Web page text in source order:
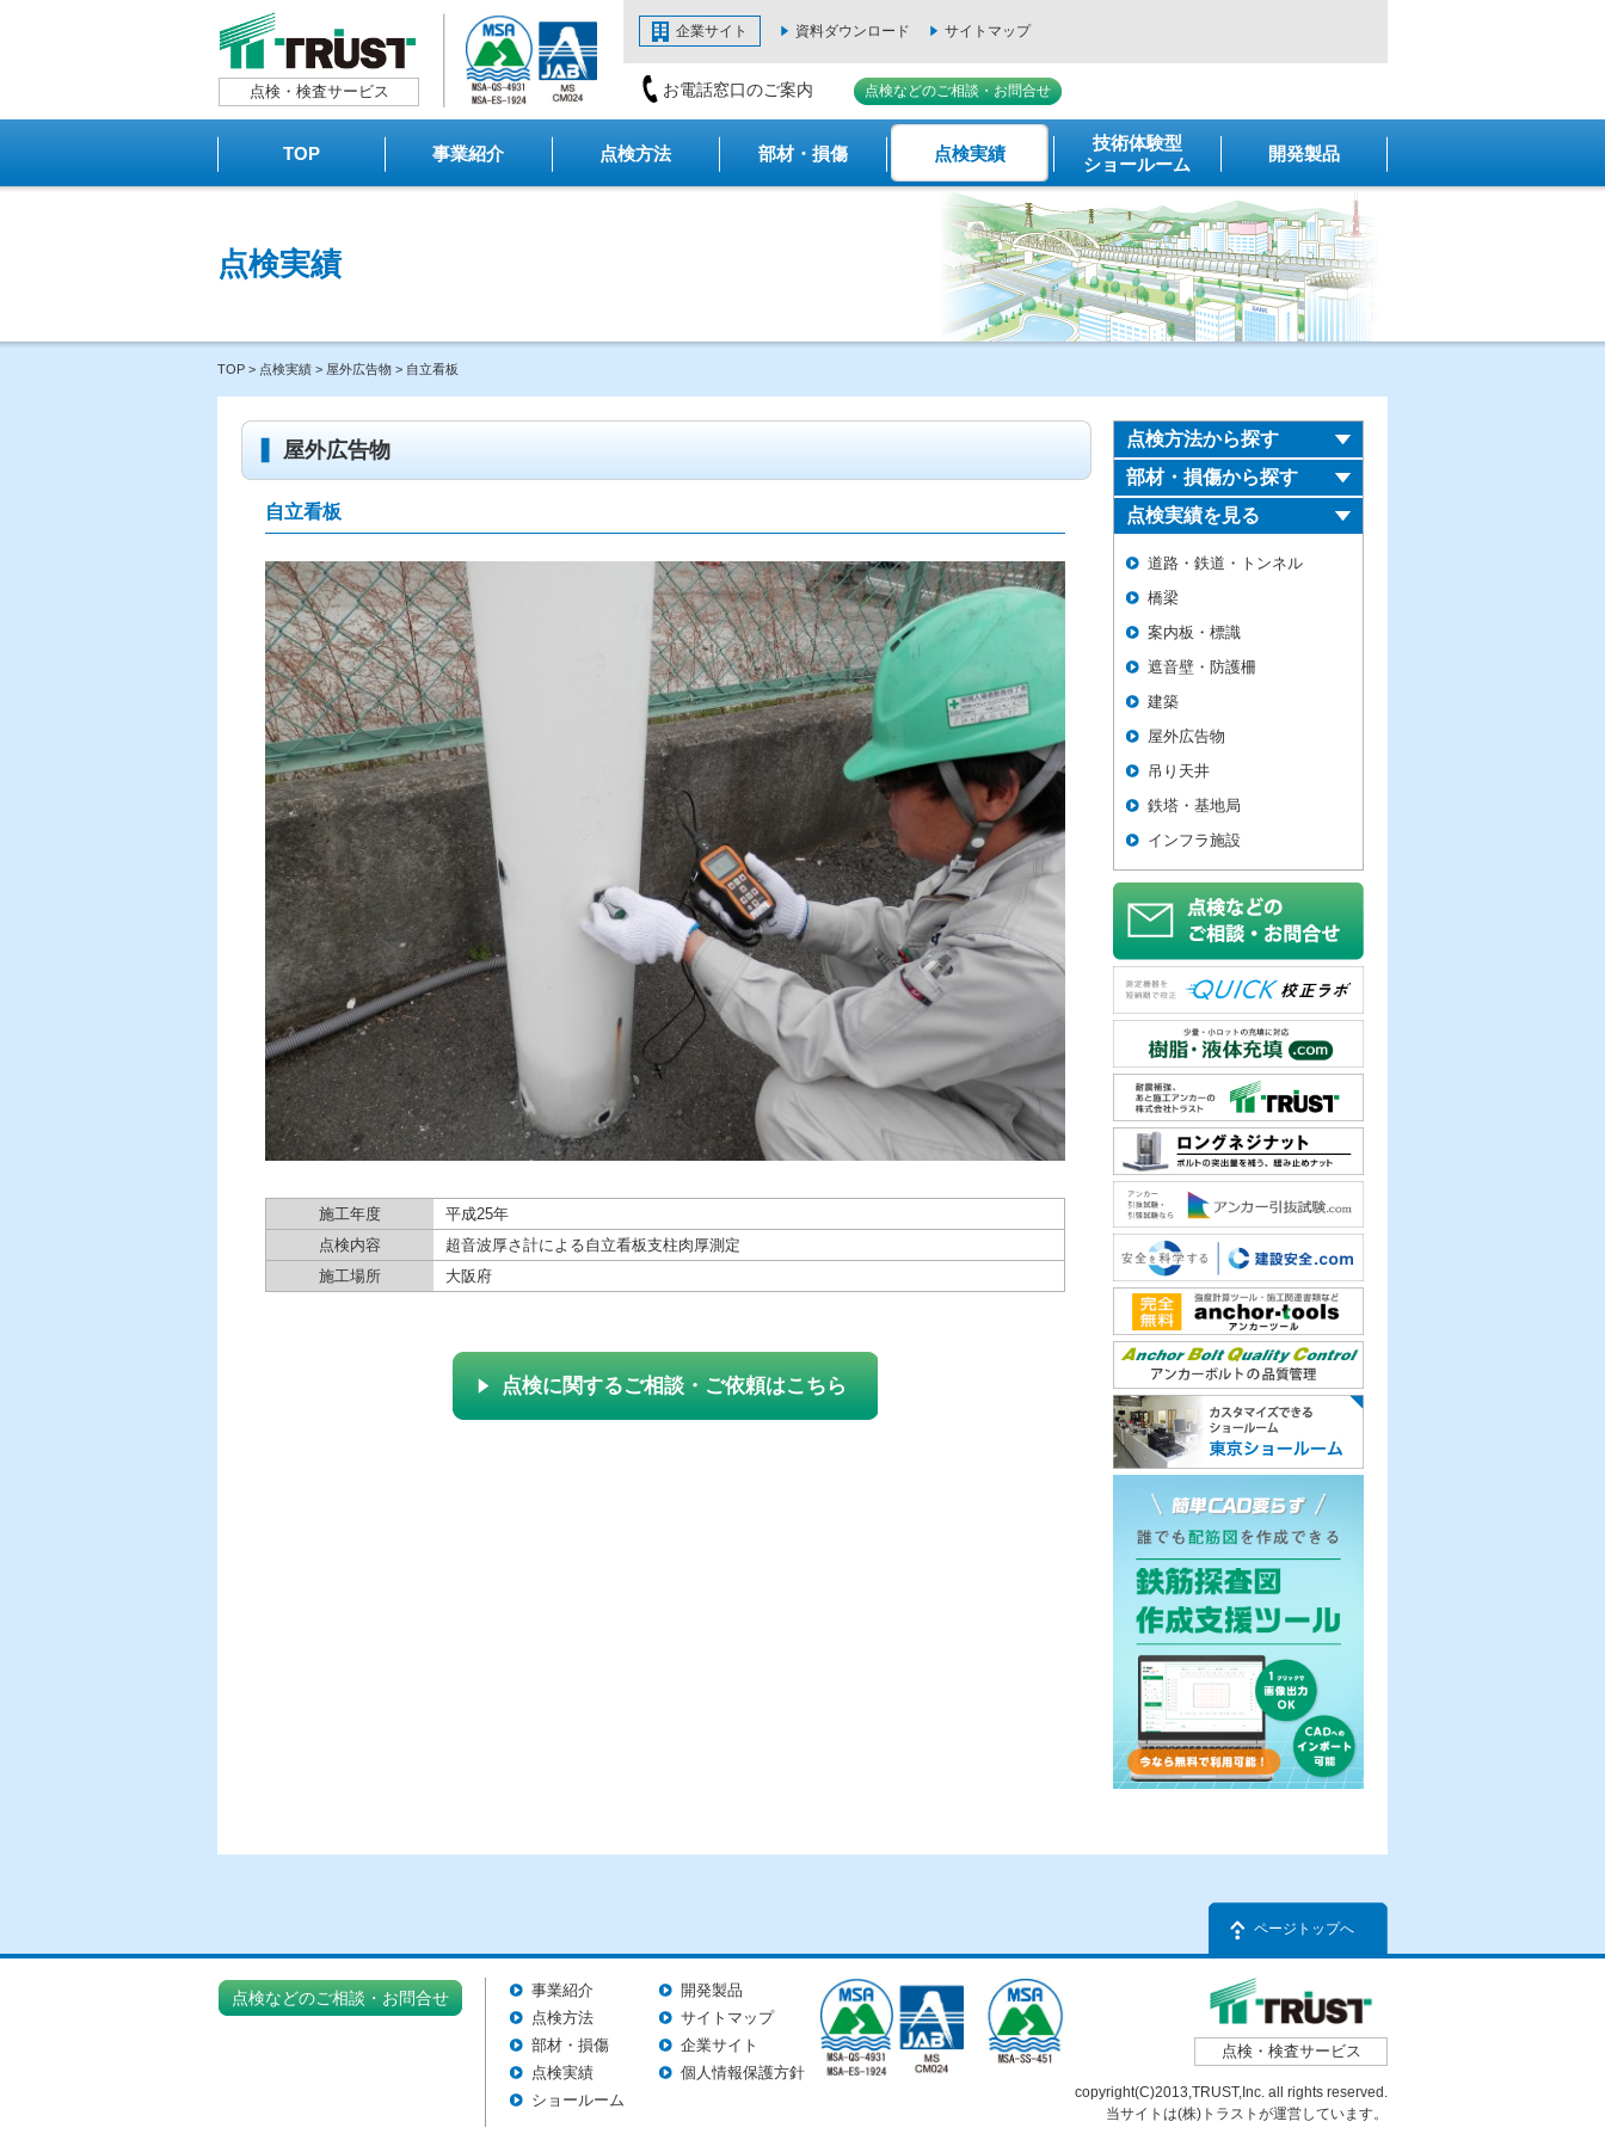
点検・検査サービス
企業サイト 資料ダウンロード サイトマップ
お電話窓口のご案内 点検などのご相談・お問合せ
TOP 事業紹介 点検方法 部材・損傷 点検実績
技術体験型
ショールーム
開発製品
点検実績
TOP > 点検実績 > 屋外広告物 > 自立看板
屋外広告物
自立看板
施工年度
平成25年
点検内容
超音波厚さ計による自立看板支柱肉厚測定
施工場所
大阪府
点検に関するご相談・ご依頼はこちら
点検方法から探す
部材・損傷から探す
点検実績を見る
道路・鉄道・トンネル
橋梁
案内板・標識
遮音壁・防護柵
建築
屋外広告物
吊り天井
鉄塔・基地局
インフラ施設
ページトップへ
点検などのご相談・お問合せ 事業紹介
開発製品
点検方法
サイトマップ
部材・損傷
企業サイト
点検実績
個人情報保護方針
ショールーム
点検・検査サービス
copyright(C)2013,TRUST,Inc. all rights reserved.
当サイトは(株)トラストが運営しています。